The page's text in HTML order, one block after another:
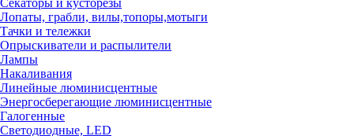
Секаторы и кусторезы
Лопаты, грабли, вилы,топоры,мотыги
Тачки и тележки
Опрыскиватели и распылители
Лампы
Накаливания
Линейные люминисцентные
Энергосберегающие люминисцентные
Галогенные
Светодиодные, LED